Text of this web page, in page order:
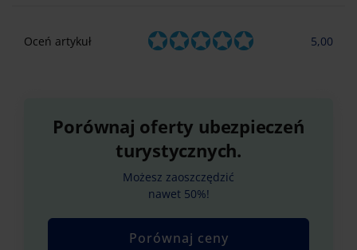
Oceń artykuł 5,00
Porównaj oferty ubezpieczeń
turystycznych.
Możesz zaoszczędzić
nawet 50%!
Porównaj ceny